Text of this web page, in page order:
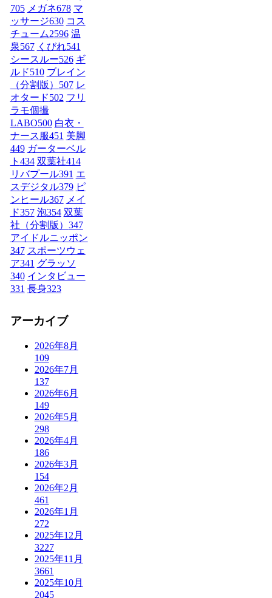
705 メガネ678 マ
ッサージ630 コス
チューム2596 温
泉567 くびれ541
シースルー526 ギ
ルド510 ブレイン
（分割版） 507 レ
オタード502 フリ
ラモ個撮
LABO500 白衣・
ナース服451 美脚
449 ガーターベル
ト 434 双葉社414
リバプール391 エ
スデジタル379 ピ
ンヒール367 メイ
ド357 泡354 双葉
社（分割版） 347
アイドルニッポン
347 スポーツウェ
ア341 グラッソ
340 インタビュー
331 長身323
アーカイブ
2026年8月
109
2026年7月
137
2026年6月
149
2026年5月
298
2026年4月
186
2026年3月
154
2026年2月
461
2026年1月
272
2025年12月
3227
2025年11月
3661
2025年10月
2045